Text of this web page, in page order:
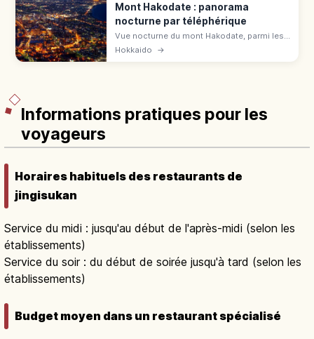
Mont Hakodate : panorama
nocturne par téléphérique
Vue nocturne du mont Hakodate, parmi les
3 plus belles du Japon et 3 étoiles au Guide
Hokkaido →
Informations pratiques pour les
voyageurs
Horaires habituels des restaurants de
jingisukan
Service du midi : jusqu'au début de l'après-midi (selon les
établissements)
Service du soir : du début de soirée jusqu'à tard (selon les
établissements)
Budget moyen dans un restaurant spécialisé